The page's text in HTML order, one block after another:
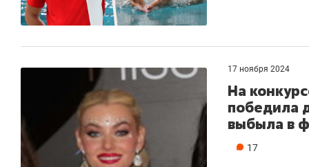
17 ноября 2024
На
победила
выбыла в
17